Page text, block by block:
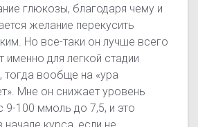
глюкозы, благодаря чему и
желание перекусить
Но все-таки он лучше всего
именно для легкой стадии
тогда вообще на «ура
Мне он снижает уровень
9-100 ммоль до 7,5, и это